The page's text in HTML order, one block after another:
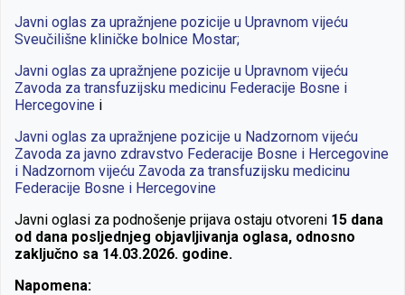
Javni oglas za upražnjene pozicije u Upravnom vijeću
Sveučilišne kliničke bolnice Mostar;
Javni oglas za upražnjene pozicije u Upravnom vijeću
Zavoda za transfuzijsku medicinu Federacije Bosne i
Hercegovine i
Javni oglas za upražnjene pozicije u Nadzornom vijeću
Zavoda za javno zdravstvo Federacije Bosne i Hercegovine
i Nadzornom vijeću Zavoda za transfuzijsku medicinu
Federacije Bosne i Hercegovine
Javni oglasi za podnošenje prijava ostaju otvoreni 15 dana
od dana posljednjeg objavljivanja oglasa, odnosno
zaključno sa 14.03.2026. godine.
Napomena: